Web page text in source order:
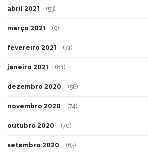
abril 2021 (53)
março 2021 (9)
fevereiro 2021 (71)
janeiro 2021 (81)
dezembro 2020 (56)
novembro 2020 (74)
outubro 2020 (70)
setembro 2020 (65)